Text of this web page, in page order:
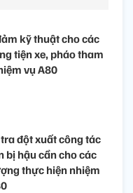
kỹ thuật cho các
tiện xe, pháo tham
vụ A80
đột xuất công tác
bị hậu cần cho các
thực hiện nhiệm